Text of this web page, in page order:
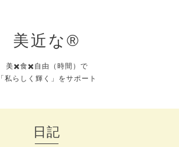
美近な®︎
美✖️食✖️自由（時間）で
「私らしく輝く」をサポート
日記